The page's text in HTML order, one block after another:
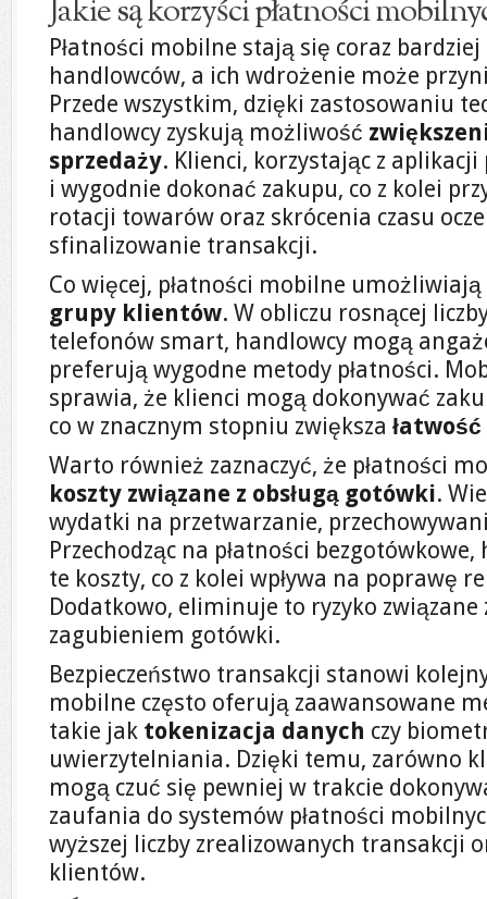
Jakie są korzyści płatności
Płatności mobilne stają się coraz
handlowców, a ich wdrożenie może
Przede wszystkim, dzięki zastosowaniu
handlowcy zyskują możliwość
sprzedaży. Klienci, korzystając z aplikacji
i wygodnie dokonać zakupu, co z kolei
rotacji towarów oraz skrócenia czasu
sfinalizowanie transakcji.
Co więcej, płatności mobilne
grupy klientów. W obliczu rosnącej
telefonów smart, handlowcy mogą
preferują wygodne metody płatności.
sprawia, że klienci mogą dokonywać
co w znacznym stopniu zwiększa
Warto również zaznaczyć, że płatności
koszty związane z obsługą gotówki.
wydatki na przetwarzanie,
Przechodząc na płatności
te koszty, co z kolei wpływa na poprawę
Dodatkowo, eliminuje to ryzyko
zagubieniem gotówki.
Bezpieczeństwo transakcji stanowi
mobilne często oferują zaawansowane
takie jak tokenizacja danych czy
uwierzytelniania. Dzięki temu, zarówno
mogą czuć się pewniej w trakcie
zaufania do systemów płatności
wyższej liczby zrealizowanych transakcji
klientów.